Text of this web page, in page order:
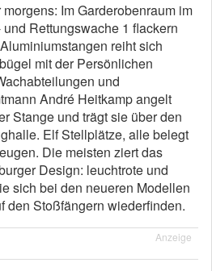
Im Garderobenraum im
Rettungswache 1 flackern
reiht sich
mit der Persönlichen
und
André Heitkamp angelt
Stange und trägt sie über den
Elf Stellplätze, alle belegt
Die meisten ziert das
Design: leuchtrote und
sich bei den neueren Modellen
den Stoßfängern wiederfinden.
Anzeige